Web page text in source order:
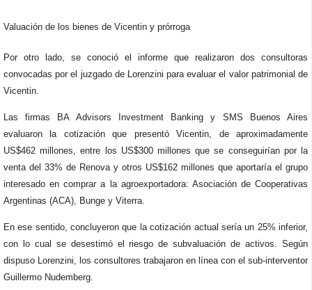
Valuación de los bienes de Vicentin y prórroga
Por otro lado, se conoció el informe que realizaron dos consultoras
convocadas por el juzgado de Lorenzini para evaluar el valor patrimonial de
Vicentin.
Las firmas BA Advisors Investment Banking y SMS Buenos Aires
evaluaron la cotización que presentó Vicentin, de aproximadamente
US$462 millones, entre los US$300 millones que se conseguirían por la
venta del 33% de Renova y otros US$162 millones que aportaría el grupo
interesado en comprar a la agroexportadora: Asociación de Cooperativas
Argentinas (ACA), Bunge y Viterra.
En ese sentido, concluyeron que la cotización actual sería un 25% inferior,
con lo cual se desestimó el riesgo de subvaluación de activos. Según
dispuso Lorenzini, los consultores trabajaron en línea con el sub-interventor
Guillermo Nudemberg.